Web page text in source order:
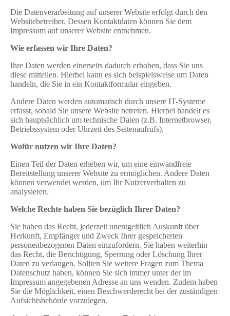
Die Datenverarbeitung auf unserer Website erfolgt durch den
Websitebetreiber. Dessen Kontaktdaten können Sie dem
Impressum auf unserer Website entnehmen.
Wie erfassen wir Ihre Daten?
Ihre Daten werden einerseits dadurch erhoben, dass Sie uns
diese mitteilen. Hierbei kann es sich beispielsweise um Daten
handeln, die Sie in ein Kontaktformular eingeben.
Andere Daten werden automatisch durch unsere IT-Systeme
erfasst, sobald Sie unsere Website betreten. Hierbei handelt es
sich hauptsächlich um technische Daten (z.B. Internetbrowser,
Betriebssystem oder Uhrzeit des Seitenaufrufs).
Wofür nutzen wir Ihre Daten?
Einen Teil der Daten erheben wir, um eine einwandfreie
Bereitstellung unserer Website zu ermöglichen. Andere Daten
können verwendet werden, um Ihr Nutzerverhalten zu
analysieren.
Welche Rechte haben Sie bezüglich Ihrer Daten?
Sie haben das Recht, jederzeit unentgeltlich Auskunft über
Herkunft, Empfänger und Zweck Ihrer gespeicherten
personenbezogenen Daten einzufordern. Sie haben weiterhin
das Recht, die Berichtigung, Sperrung oder Löschung Ihrer
Daten zu verlangen. Sollten Sie weitere Fragen zum Thema
Datenschutz haben, können Sie sich immer unter der im
Impressum angegebenen Adresse an uns wenden. Zudem haben
Sie die Möglichkeit, einen Beschwerderecht bei der zuständigen
Aufsichtsbehörde vorzulegen.